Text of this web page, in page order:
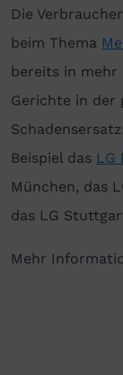
Die
beim Thema
bereits in mehr
Gerichte in der
Beispiel das LG
München, das
das LG
Mehr